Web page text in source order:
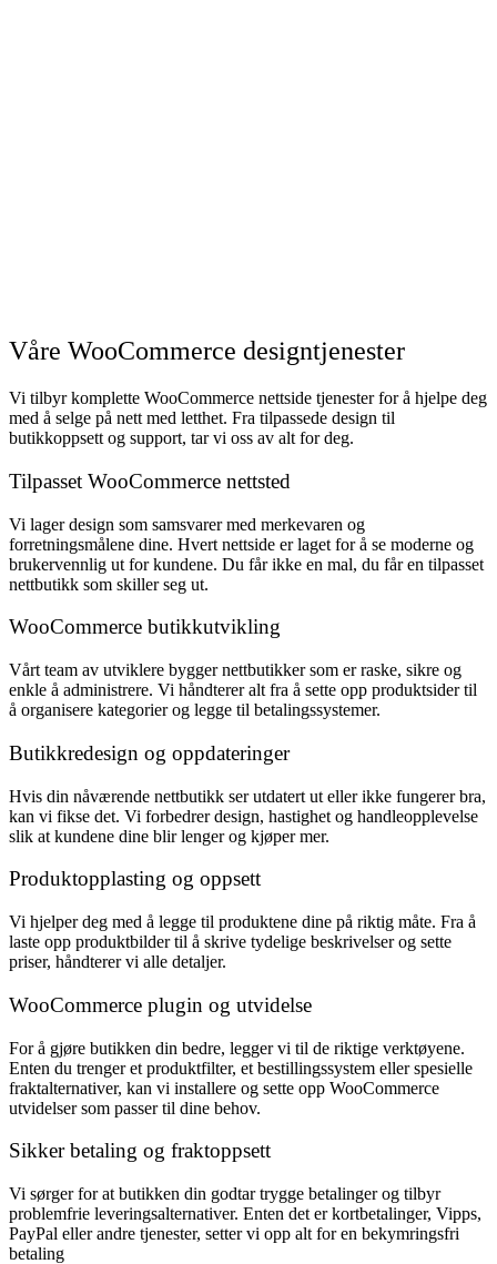
Våre WooCommerce designtjenester
Vi tilbyr komplette WooCommerce nettside tjenester for å hjelpe deg
med å selge på nett med letthet. Fra tilpassede design til
butikkoppsett og support, tar vi oss av alt for deg.
Tilpasset WooCommerce nettsted
Vi lager design som samsvarer med merkevaren og
forretningsmålene dine. Hvert nettside er laget for å se moderne og
brukervennlig ut for kundene. Du får ikke en mal, du får en tilpasset
nettbutikk som skiller seg ut.
WooCommerce butikkutvikling
Vårt team av utviklere bygger nettbutikker som er raske, sikre og
enkle å administrere. Vi håndterer alt fra å sette opp produktsider til
å organisere kategorier og legge til betalingssystemer.
Butikkredesign og oppdateringer
Hvis din nåværende nettbutikk ser utdatert ut eller ikke fungerer bra,
kan vi fikse det. Vi forbedrer design, hastighet og handleopplevelse
slik at kundene dine blir lenger og kjøper mer.
Produktopplasting og oppsett
Vi hjelper deg med å legge til produktene dine på riktig måte. Fra å
laste opp produktbilder til å skrive tydelige beskrivelser og sette
priser, håndterer vi alle detaljer.
WooCommerce plugin og utvidelse
For å gjøre butikken din bedre, legger vi til de riktige verktøyene.
Enten du trenger et produktfilter, et bestillingssystem eller spesielle
fraktalternativer, kan vi installere og sette opp WooCommerce
utvidelser som passer til dine behov.
Sikker betaling og fraktoppsett
Vi sørger for at butikken din godtar trygge betalinger og tilbyr
problemfrie leveringsalternativer. Enten det er kortbetalinger, Vipps,
PayPal eller andre tjenester, setter vi opp alt for en bekymringsfri
betaling